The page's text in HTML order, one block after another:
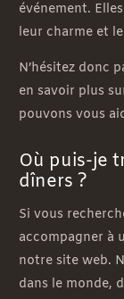
événement.
leur charme et
N’hésitez donc
en savoir plus
pouvons vous
Où puis-je
dîners ?
Si vous
accompagner à
notre site web.
dans le monde,